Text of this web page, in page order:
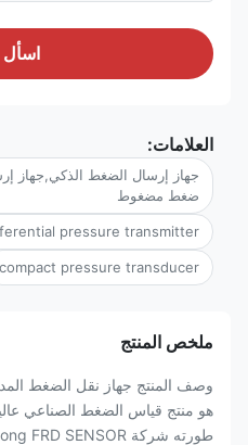
اسأل الآن
العلامات:
جهاز إرسال الضغط الذكي,جهاز
ضغط مضغوط
differential pressure transmitter
compact pressure transducer
ملخص المنتج
هو منتج قياس الضغط الصناعي عالية